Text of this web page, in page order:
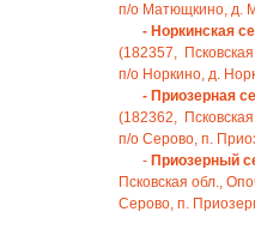
п/о Матющкино, д.
- Норкинская
(182357,
п/о Норкино, д.
- Приозерная
(182362,
п/о Серово, п.
- Приозерный
Псковская обл.,
Серово, п.